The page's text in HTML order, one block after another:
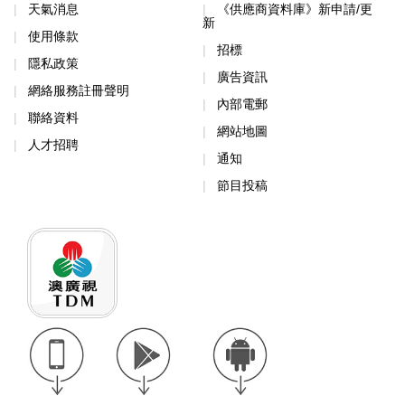
天氣消息
使用條款
隱私政策
網絡服務註冊聲明
聯絡資料
人才招聘
《供應商資料庫》新申請/更
新
招標
廣告資訊
內部電郵
網站地圖
通知
節目投稿